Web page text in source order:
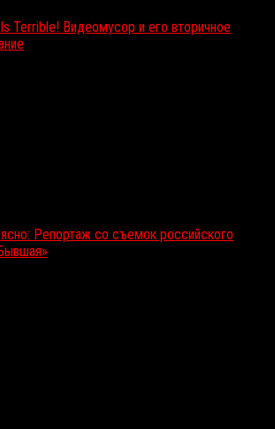
Terrible! Видеомусор и его вторичное
ясно: Репортаж со съемок российского